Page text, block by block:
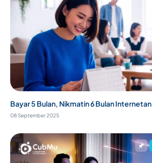
Bayar 5 Bulan, Nikmatin 6 Bulan Internetan
08 September 2025